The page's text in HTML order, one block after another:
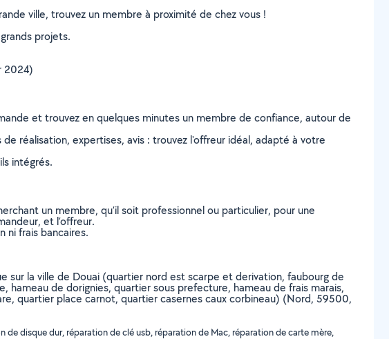
ville, trouvez un membre à proximité de chez vous !
projets.
2024)
et trouvez en quelques minutes un membre de confiance, autour de
réalisation, expertises, avis : trouvez l'offreur idéal, adapté à votre
intégrés.
un membre, qu’il soit professionnel ou particulier, pour une
et l’offreur.
ni frais bancaires.
sur la ville de Douai (quartier nord est scarpe et derivation, faubourg de
de dorignies, quartier sous prefecture, hameau de frais marais,
quartier place carnot, quartier casernes caux corbineau) (Nord, 59500,
disque dur, réparation de clé usb, réparation de Mac, réparation de carte mère,